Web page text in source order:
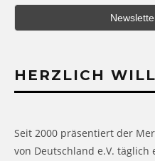
HERZLICH
Seit 2000 präsentiert der
von Deutschland e.V.